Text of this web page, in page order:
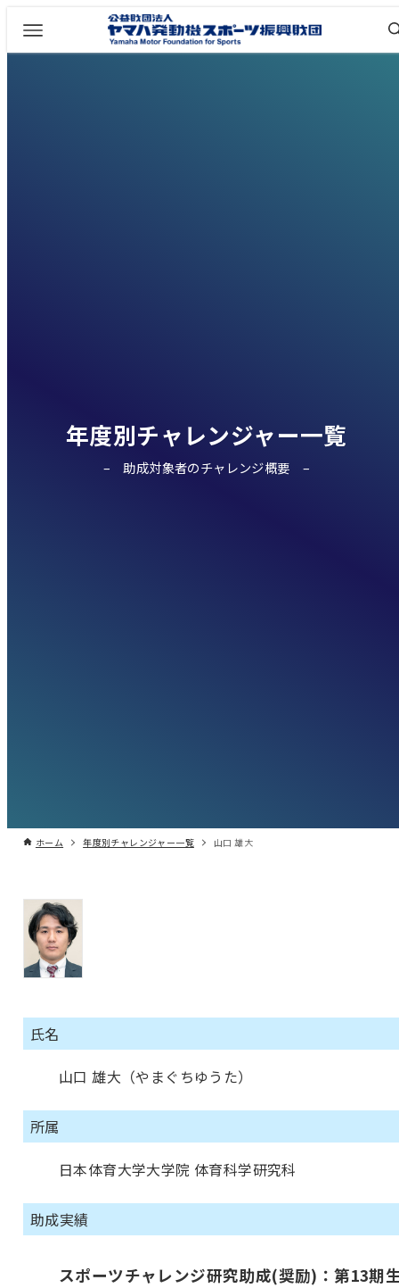
年度別チャレンジャー一覧
助成対象者のチャレンジ概要
ホーム 年度別チャレンジャー一覧 山口 雄大
氏名
山口 雄大（やまぐちゆうた）
所属
日本体育大学大学院 体育科学研究科
助成実績
スポーツチャレンジ研究助成(奨励)：第13期